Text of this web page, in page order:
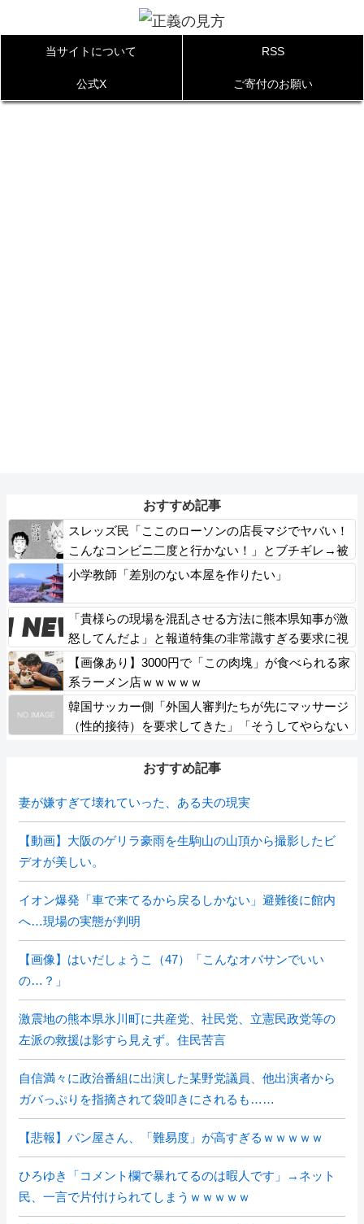
当サイトについて RSS
公式X ご寄付のお願い
おすすめ記事
スレッズ民「ここのローソンの店長マジでヤバい！
こんなコンビニ二度と行かない！」とブチギレ→被
害者アピするも「ヤバイのはお前だよ」とツッコミ
小学教師「差別のない本屋を作りたい」
「貴様らの現場を混乱させる方法に熊本県知事が激
怒してんだよ」と報道特集の非常識すぎる要求に視
聴者激怒仕事に矜持とかないのかね？、
【画像あり】3000円で「この肉塊」が食べられる家
系ラーメン店ｗｗｗｗｗ
韓国サッカー側「外国人審判たちが先にマッサージ
（性的接待）を要求してきた」「そうしてやらない
おすすめ記事
妻が嫌すぎて壊れていった、ある夫の現実
【動画】大阪のゲリラ豪雨を生駒山の山頂から撮影したビ
デオが美しい。
イオン爆発「車で来てるから戻るしかない」避難後に館内
へ…現場の実態が判明
【画像】はいだしょうこ（47）「こんなオバサンでいい
の…？」
激震地の熊本県氷川町に共産党、社民党、立憲民政党等の
左派の救援は影すら見えず。住民苦言
自信満々に政治番組に出演した某野党議員、他出演者から
ガバっぷりを指摘されて袋叩きにされるも……
【悲報】パン屋さん、「難易度」が高すぎるｗｗｗｗｗ
ひろゆき「コメント欄で暴れてるのは暇人です」→ネット
民、一言で片付けられてしまうｗｗｗｗｗ